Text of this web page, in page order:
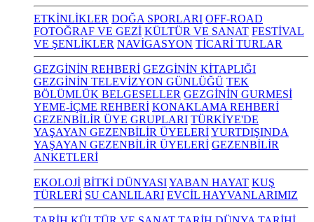
ETKİNLİKLER DOĞA SPORLARI OFF-ROAD
FOTOĞRAF VE GEZİ KÜLTÜR VE SANAT FESTİVAL
VE ŞENLİKLER NAVİGASYON TİCARİ TURLAR
GEZGİNİN REHBERİ GEZGİNİN KİTAPLIĞI
GEZGİNİN TELEVİZYON GÜNLÜĞÜ TEK
BÖLÜMLÜK BELGESELLER GEZGİNİN GURMESİ
YEME-İÇME REHBERİ KONAKLAMA REHBERİ
GEZENBİLİR ÜYE GRUPLARI TÜRKİYE'DE
YAŞAYAN GEZENBİLİR ÜYELERİYURTDIŞINDA
YAŞAYAN GEZENBİLİR ÜYELERİ GEZENBİLİR
ANKETLERİ
EKOLOJİ BİTKİ DÜNYASIYABAN HAYAT KUŞ
TÜRLERİ SU CANLILARI EVCİL HAYVANLARIMIZ